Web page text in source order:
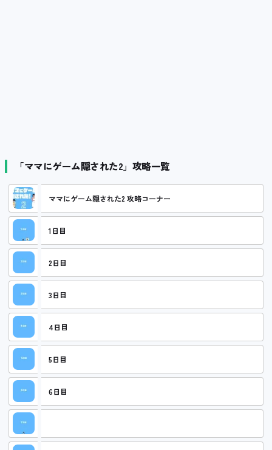
「ママにゲーム隠された2」攻略一覧
ママにゲーム隠された2 攻略コーナー
1日目
2日目
3日目
4日目
5日目
6日目